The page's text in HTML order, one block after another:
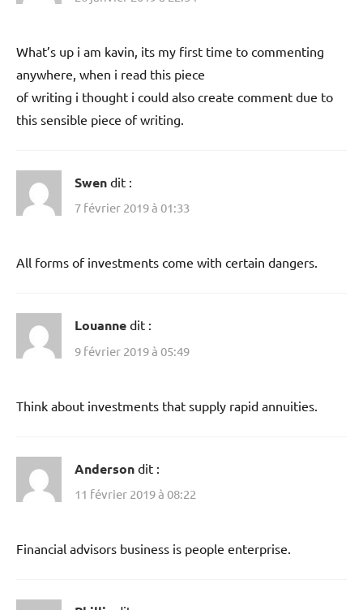
What’s up i am kavin, its my first time to commenting
anywhere, when i read this piece
of writing i thought i could also create comment due to
this sensible piece of writing.
Swen dit :
7 février 2019 à 01:33
All forms of investments come with certain dangers.
Louanne dit :
9 février 2019 à 05:49
Think about investments that supply rapid annuities.
Anderson dit :
11 février 2019 à 08:22
Financial advisors business is people enterprise.